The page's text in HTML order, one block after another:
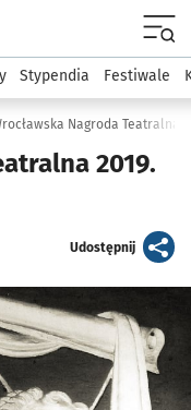
Kultura
Stypendia Festiwale
Nagroda Teatralna
2019.
Udostępnijartykuł